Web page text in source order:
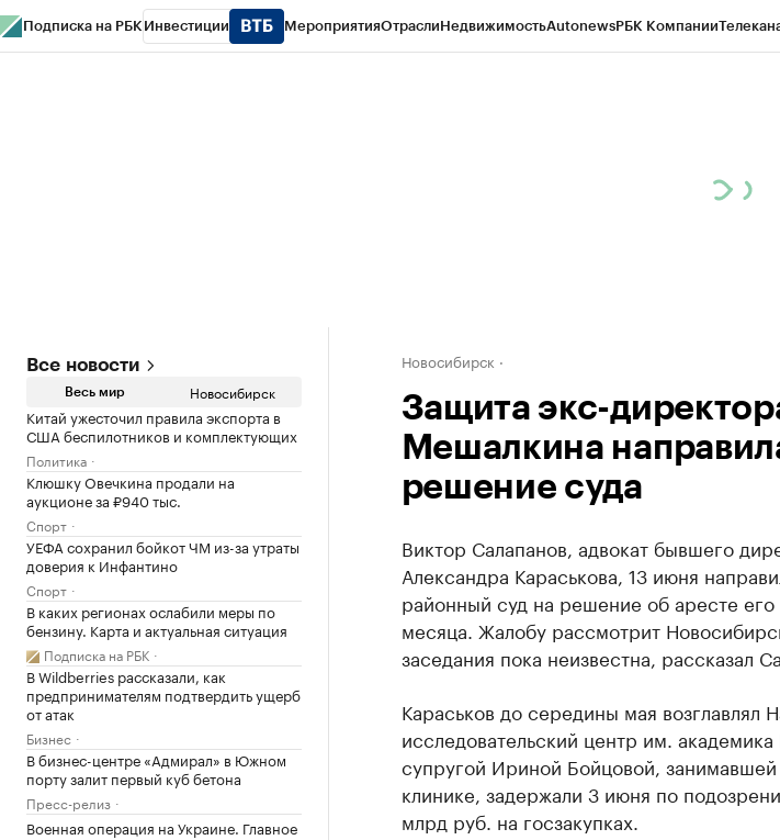
Подписка на РБК Инвестиции МероприятияОтраслиНедвижимостьAutonewsРБК Компании
Все новости
Весь мир Новосибирск
Китай ужесточил правила экспорта в
США беспилотников и комплектующих
Политика
Клюшку Овечкина продали на
аукционе за ₽940 тыс.
Спорт
УЕФА сохранил бойкот ЧМ из-за утраты
доверия к Инфантино
Спорт
В каких регионах ослабили меры по
бензину. Карта и актуальная ситуация
Подписка на РБК
В Wildberries рассказали, как
предпринимателям подтвердить ущерб
от атак
Бизнес
В бизнес-центре «Адмирал» в Южном
порту залит первый куб бетона
Пресс-релиз
Военная операция на Украине. Главное
Новосибирск
Защита экс-
Мешалкина
решение суда
Виктор Салапанов, адвокат бывшего
Александра Караськова, 13 июня
районный суд на решение об аресте
месяца. Жалобу рассмотрит
заседания пока неизвестна, рассказал
Караськов до середины мая возглавлял
исследовательский центр им.
супругой Ириной Бойцовой, занимавшей
клинике, задержали 3 июня по
млрд руб. на госзакупках.